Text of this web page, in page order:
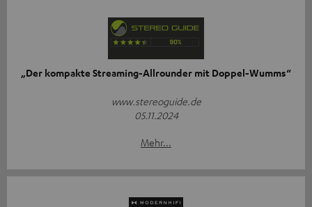
„Der kompakte Streaming-Allrounder mit Doppel-Wumms“
www.stereoguide.de
05.11.2024
Mehr...